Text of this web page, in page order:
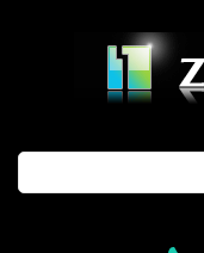
Search